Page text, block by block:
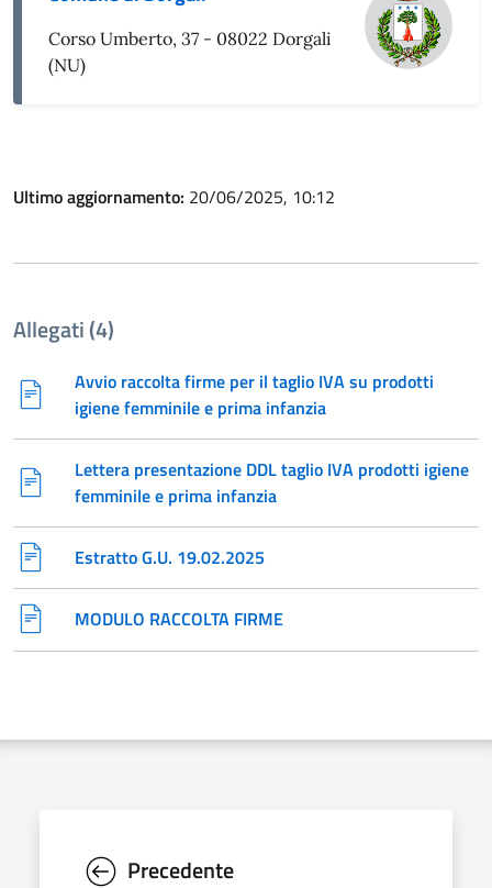
Corso Umberto, 37 - 08022 Dorgali
(NU)
Ultimo aggiornamento: 20/06/2025, 10:12
Allegati (4)
Avvio raccolta firme per il taglio IVA su prodotti
igiene femminile e prima infanzia
Lettera presentazione DDL taglio IVA prodotti igiene
femminile e prima infanzia
Estratto G.U. 19.02.2025
MODULO RACCOLTA FIRME
Precedente